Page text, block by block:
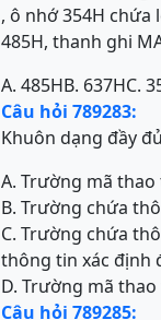
, ô nhớ 354H chứa
485H, thanh ghi
A. 485HB. 637HC.
Câu hỏi 789283:
Khuôn dạng đầy
A. Trường mã
B. Trường chứa
C. Trường chứa
thông tin xác định
D. Trường mã
Câu hỏi 789285: